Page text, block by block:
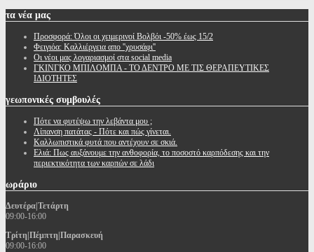
τα νέα μας
Προσφορά: Όλοι οι χειμερινοί Βολβόι -50% έως 15/2
Φειγιόα: Καλλιέργεια απο ''χρυσάφι''
Oι νέοι μας λογαριασμοί στα social media
ΓΚΙΝΓΚΟ ΜΠΙΛΟΜΠΑ - ΤΟ ΔΕΝΤΡΟ ΜΕ ΤΙΣ ΘΕΡΑΠΕΥΤΙΚΕΣ
ΙΔΙΟΤΗΤΕΣ
γεωπονικές συμβουλές
Πότε να φυτέψω την λεβάντα μου ;
Λίπανση πατάτας - Πότε και πώς γίνεται.
Καλλωπιστικά φυτά που αντέχουν σε σκιά.
Ελιά: Πως αυξάνουμε την ανθοφορία, το ποσοστό καρπόδεσης και την
περιεκτικότητα των καρπών σε λάδι
ωράριο
Δευτέρα|Τετάρτη
09:00-16:00
Τρίτη|Πέμπτη|Παρασκευή
09:00-16:00